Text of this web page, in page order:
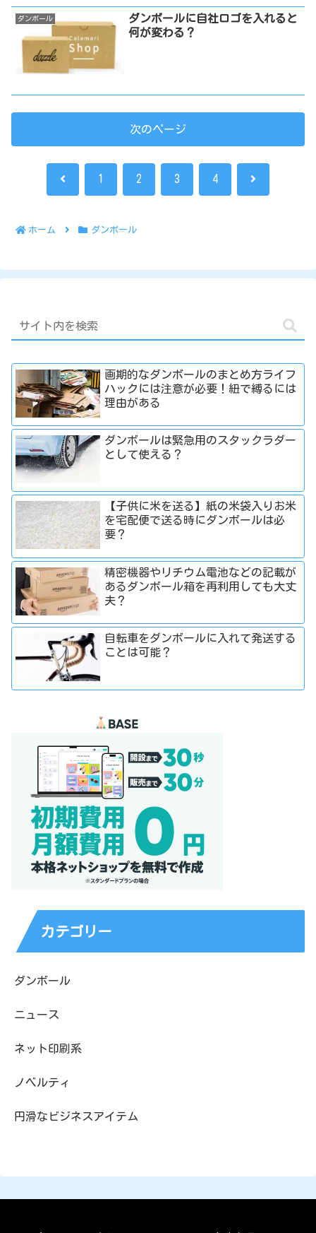
ダンボール
ダンボールに自社ロゴを入れると
何が変わる？
次のページ
前 1 2 3 4 次
ホーム ダンボール
画期的なダンボールのまとめ方ライフ
ハックには注意が必要！紐で縛るには
理由がある
ダンボールは緊急用のスタックラダー
として使える？
【子供に米を送る】紙の米袋入りお米
を宅配便で送る時にダンボールは必
要？
精密機器やリチウム電池などの記載が
あるダンボール箱を再利用しても大丈
夫？
自転車をダンボールに入れて発送する
ことは可能？
カテゴリー
ダンボール
ニュース
ネット印刷系
ノベルティ
円滑なビジネスアイテム